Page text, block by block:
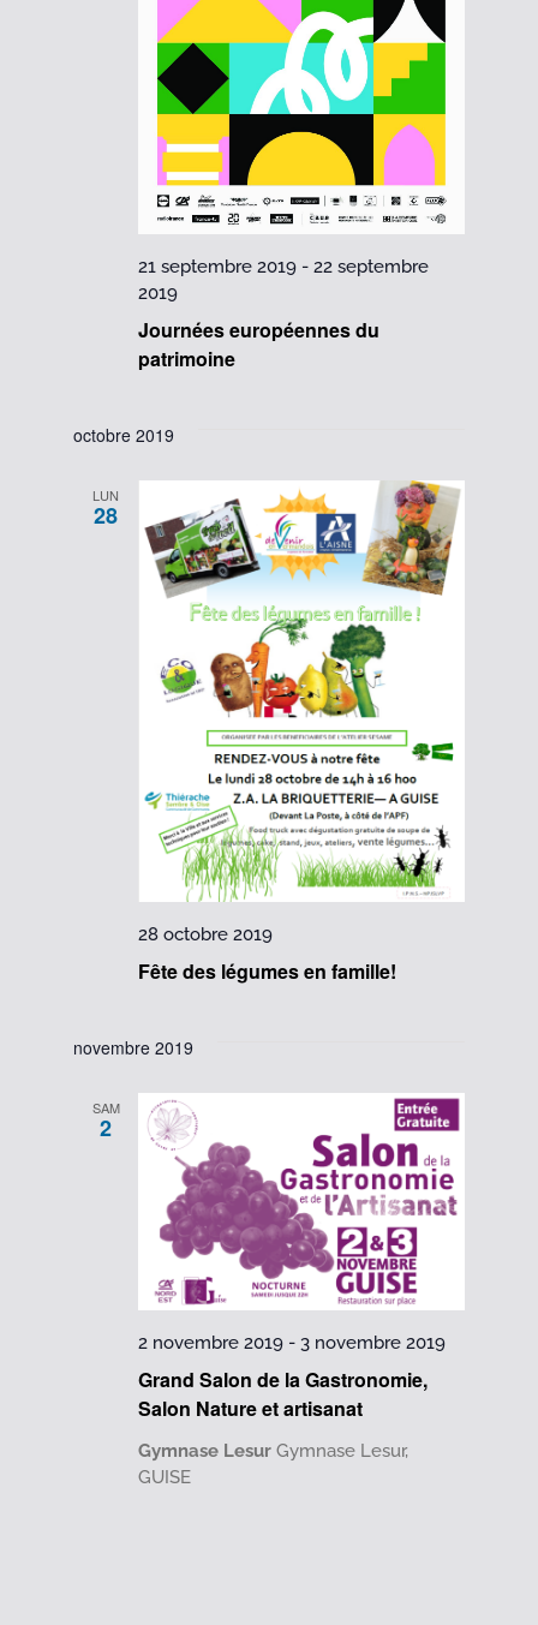
Journées européennes du
patrimoine
21 septembre 2019 -22 septembre
2019
octobre 2019
LUN
28
Fête des légumes en famille!
28 octobre 2019
novembre 2019
SAM
2
Grand Salon de la Gastronomie,
Salon Nature et artisanat
2 novembre 2019 - 3 novembre 2019
Gymnase LesurGymnase Lesur,
GUISE